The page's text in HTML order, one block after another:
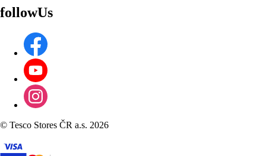
followUs
© Tesco Stores ČR a.s. 2026